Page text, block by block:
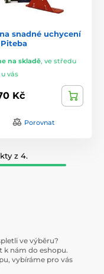
snadné uchycení
na skladě, ve středu
u vás
Kč
Porovnat
z 4.
ve výběru?
k nám do eshopu.
vybíráme pro vás